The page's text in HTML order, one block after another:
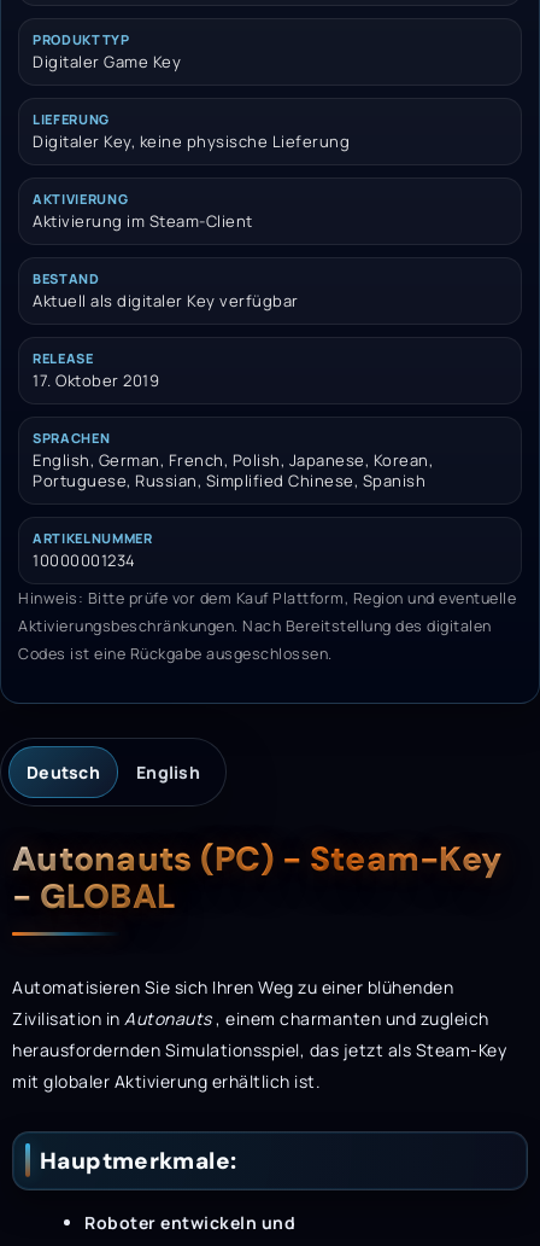
PRODUKTTYP
Digitaler Game Key
LIEFERUNG
Digitaler Key, keine physische Lieferung
AKTIVIERUNG
Aktivierung im Steam-Client
BESTAND
Aktuell als digitaler Key verfügbar
RELEASE
17. Oktober 2019
SPRACHEN
English, German, French, Polish, Japanese, Korean,
Portuguese, Russian, Simplified Chinese, Spanish
ARTIKELNUMMER
10000001234
Hinweis: Bitte prüfe vor dem Kauf Plattform, Region und eventuelle
Aktivierungsbeschränkungen. Nach Bereitstellung des digitalen
Codes ist eine Rückgabe ausgeschlossen.
Deutsch English
Beschreibung
Autonauts (PC) - Steam-Key
- GLOBAL
Automatisieren Sie sich Ihren Weg zu einer blühenden
Zivilisation in Autonauts, einem charmanten und zugleich
herausfordernden Simulationsspiel, das jetzt als Steam-Key
mit globaler Aktivierung erhältlich ist.
Hauptmerkmale:
Roboter entwickeln und